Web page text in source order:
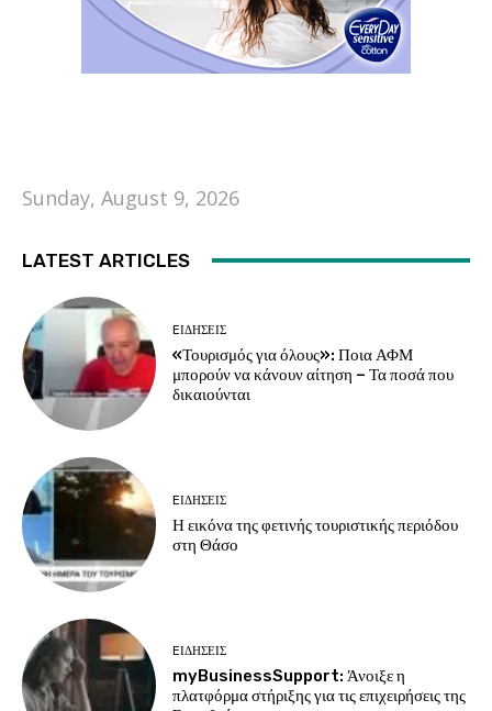
Sunday, August 9, 2026
LATEST ARTICLES
EΙΔΗΣΕΙΣ
«Τουρισμός για όλους»: Ποια ΑΦΜ
μπορούν να κάνουν αίτηση – Τα ποσά που
δικαιούνται
EΙΔΗΣΕΙΣ
Η εικόνα της φετινής τουριστικής περιόδου
στη Θάσο
EΙΔΗΣΕΙΣ
myBusinessSupport: Άνοιξε η
πλατφόρμα στήριξης για τις επιχειρήσεις της